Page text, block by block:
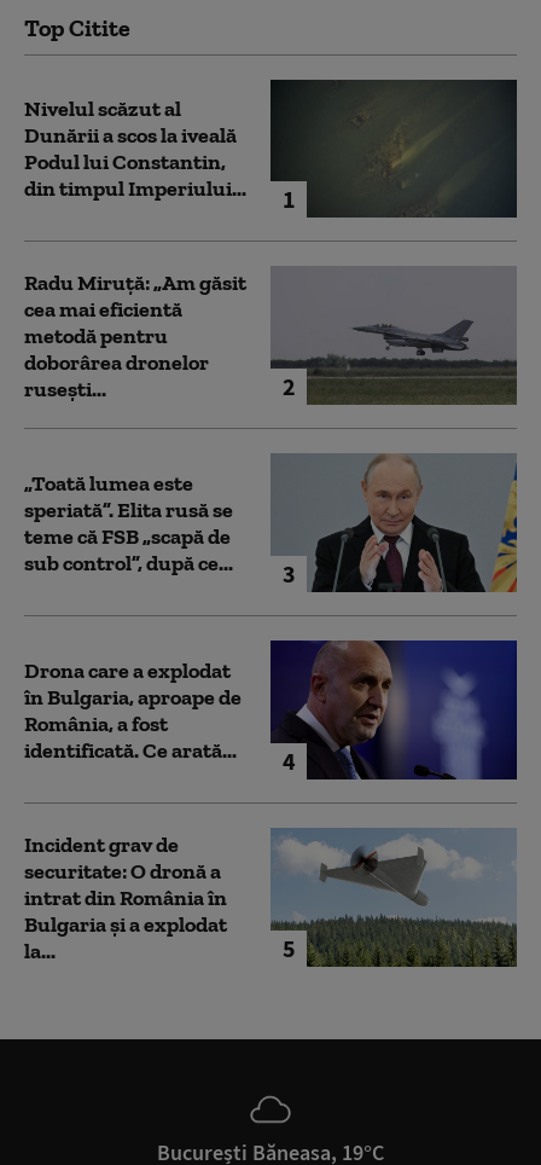
Top Citite
1
Nivelul scăzut al
Dunării a scos la iveală
Podul lui Constantin,
din timpul Imperiului...
2
Radu Miruță: „Am găsit
cea mai eficientă
metodă pentru
doborârea dronelor
rusești...
3
„Toată lumea este
speriată”. Elita rusă se
teme că FSB „scapă de
sub control”, după ce...
4
Drona care a explodat
în Bulgaria, aproape de
România, a fost
identificată. Ce arată...
5
Incident grav de
securitate: O dronă a
intrat din România în
Bulgaria şi a explodat
la...
București Băneasa, 19°C